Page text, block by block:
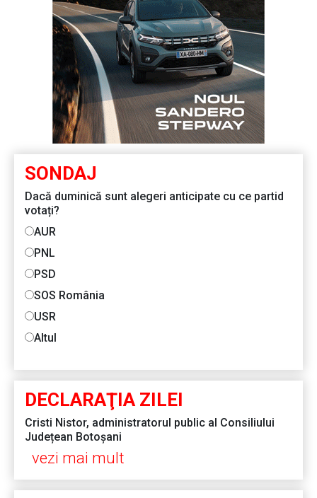
SONDAJ
Dacă duminică sunt alegeri anticipate cu ce partid
votați?
AUR
PNL
PSD
SOS România
USR
Altul
DECLARAŢIA ZILEI
Cristi Nistor, administratorul public al Consiliului
Județean Botoșani
vezi mai mult